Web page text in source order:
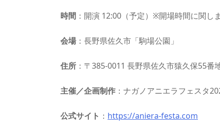
時間 ：開演 12:00（予定）※開場時間に関し
会場 ：長野県佐久市「駒場公園」
住所 ：〒385-0011 長野県佐久市猿久保55番
主催／企画制作 ：ナガノアニエラフェスタ
公式サイト ： https://aniera-festa.com